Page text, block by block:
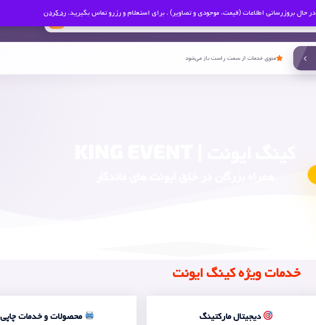
در حال بروزرسانی اطلاعات (قیمت، موجودی و تصاویر) . برای استعلام و رزرو تماس بگیرید. رد کردن
منوی خدمات از سمت راست باز می‌شود
خدمات ویژه کینگ ایونت
دیجیتال مارکتینگ محصولات و خدمات چاپی